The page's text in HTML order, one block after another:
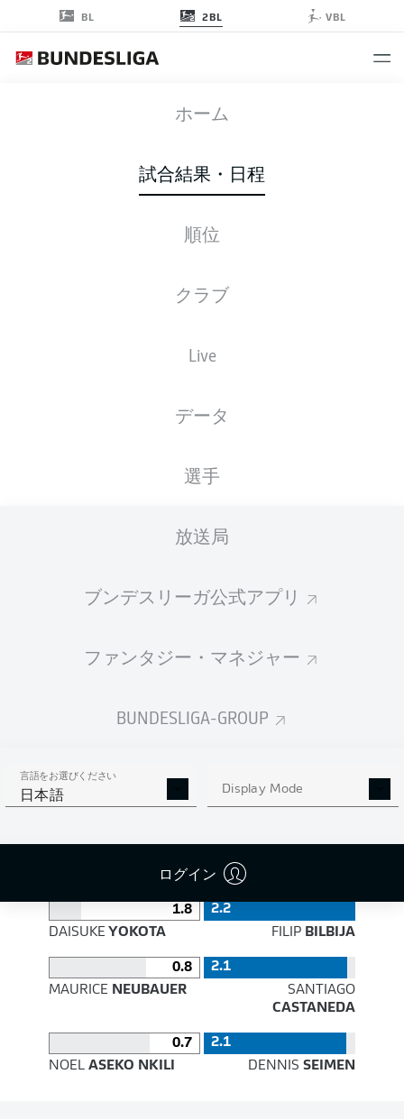
BL 2BL VBL
ホーム
試合結果・日程
順位
クラブ
Live
データ
選手
放送局
ブンデスリーガ公式アプリ
ファンタジー・マネジャー
BUNDESLIGA-GROUP
言語をお選びください
日本語 Display Mode
ログイン
H96 SCP
1 1
スターティングメンバー
632 318
87 % 成功率 79 %
PASS EFFICIENCY
1.8
2.2
DAISUKE YOKOTA FILIPBILBIJA
0.8
2.1
MAURICE NEUBAUER
SANTIAGO
CASTANEDA
0.7
2.1
NOEL ASEKO NKILI DENNIS SEIMEN